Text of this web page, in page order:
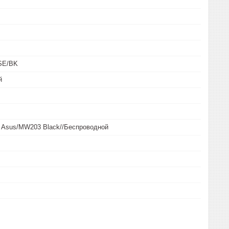
BK
MW203 Black//Беспроводной